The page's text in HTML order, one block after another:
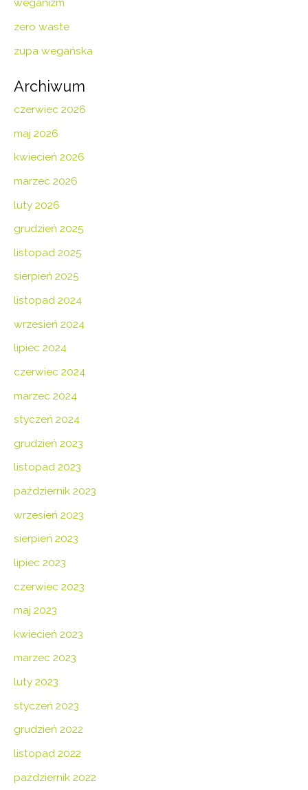
weganizm
zero waste
zupa wegańska
Archiwum
czerwiec 2026
maj 2026
kwiecień 2026
marzec 2026
luty 2026
grudzień 2025
listopad 2025
sierpień 2025
listopad 2024
wrzesień 2024
lipiec 2024
czerwiec 2024
marzec 2024
styczeń 2024
grudzień 2023
listopad 2023
październik 2023
wrzesień 2023
sierpień 2023
lipiec 2023
czerwiec 2023
maj 2023
kwiecień 2023
marzec 2023
luty 2023
styczeń 2023
grudzień 2022
listopad 2022
październik 2022